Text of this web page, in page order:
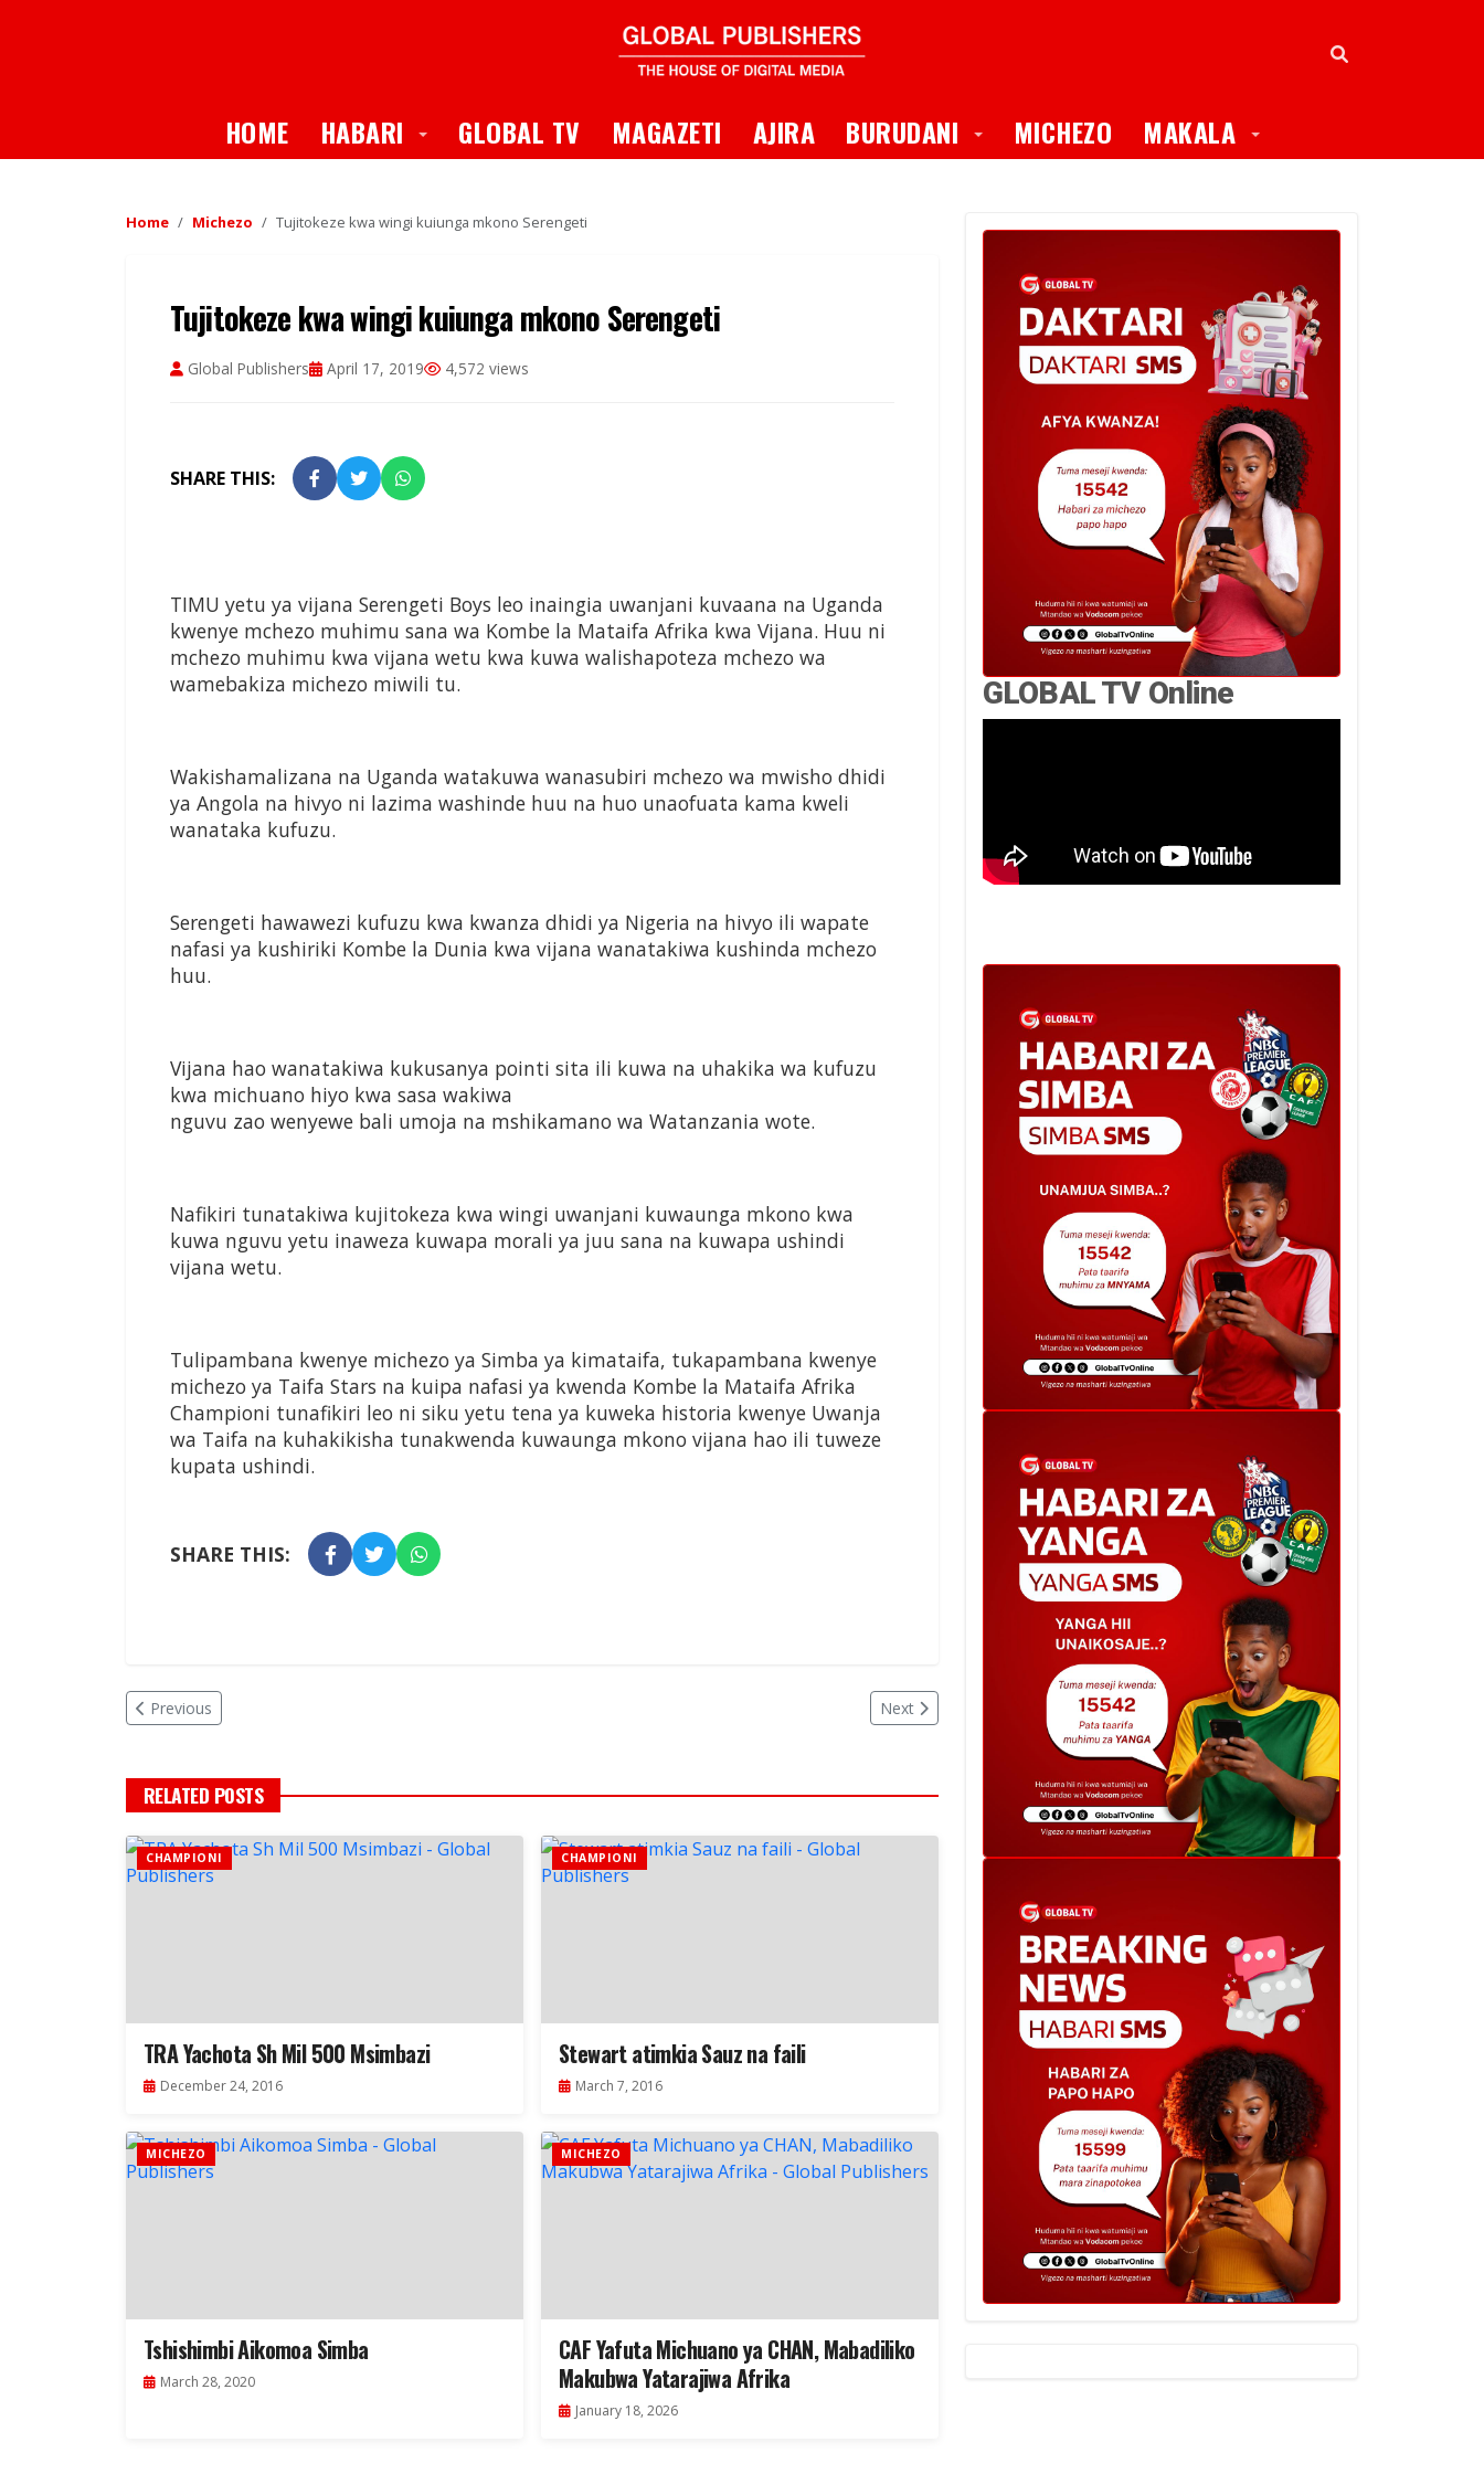
HOME HABARI Toggle Dropdown
GLOBAL TV MAGAZETI AJIRA BURUDANI Toggle Dropdown
MICHEZO MAKALA Toggle Dropdown
Home Michezo Tujitokeze kwa wingi kuiunga mkono Serengeti
Tujitokeze kwa wingi kuiunga mkono Serengeti
Global Publishers April 17, 2019 4,572 views
SHARE THIS:
TIMU yetu ya vijana Serengeti Boys leo inaingia uwanjani kuvaana na Uganda
kwenye mchezo muhimu sana wa Kombe la Mataifa Afrika kwa Vijana. Huu ni
mchezo muhimu kwa vijana wetu kwa kuwa walishapoteza mchezo wa
wamebakiza michezo miwili tu.
Wakishamalizana na Uganda watakuwa wanasubiri mchezo wa mwisho dhidi
ya Angola na hivyo ni lazima washinde huu na huo unaofuata kama kweli
wanataka kufuzu.
Serengeti hawawezi kufuzu kwa kwanza dhidi ya Nigeria na hivyo ili wapate
nafasi ya kushiriki Kombe la Dunia kwa vijana wanatakiwa kushinda mchezo
huu.
Vijana hao wanatakiwa kukusanya pointi sita ili kuwa na uhakika wa kufuzu
kwa michuano hiyo kwa sasa wakiwa
nguvu zao wenyewe bali umoja na mshikamano wa Watanzania wote.
Nafikiri tunatakiwa kujitokeza kwa wingi uwanjani kuwaunga mkono kwa
kuwa nguvu yetu inaweza kuwapa morali ya juu sana na kuwapa ushindi
vijana wetu.
Tulipambana kwenye michezo ya Simba ya kimataifa, tukapambana kwenye
michezo ya Taifa Stars na kuipa nafasi ya kwenda Kombe la Mataifa Afrika
Championi tunafikiri leo ni siku yetu tena ya kuweka historia kwenye Uwanja
wa Taifa na kuhakikisha tunakwenda kuwaunga mkono vijana hao ili tuweze
kupata ushindi.
SHARE THIS:
Previous Next
RELATED POSTS
CHAMPIONI
TRA Yachota Sh Mil 500 Msimbazi
December 24, 2016
CHAMPIONI
Stewart atimkia Sauz na faili
March 7, 2016
MICHEZO
Tshishimbi Aikomoa Simba
March 28, 2020
MICHEZO
CAF Yafuta Michuano ya CHAN, Mabadiliko
Makubwa Yatarajiwa Afrika
January 18, 2026
GLOBAL TV Online